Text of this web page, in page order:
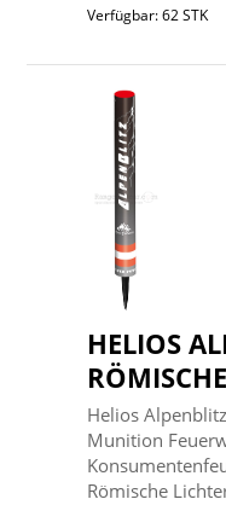
Verfügbar: 62 STK
HELIOS
Helios
Munition
Römische